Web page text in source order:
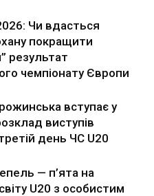
Чи вдасться
покращити
результат
чемпіонату Європи
вступає у
виступів
день ЧС U20
— п’ята на
U20 з особистим